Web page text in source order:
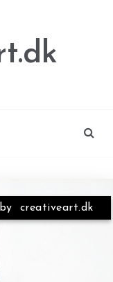
by creativeart.dk